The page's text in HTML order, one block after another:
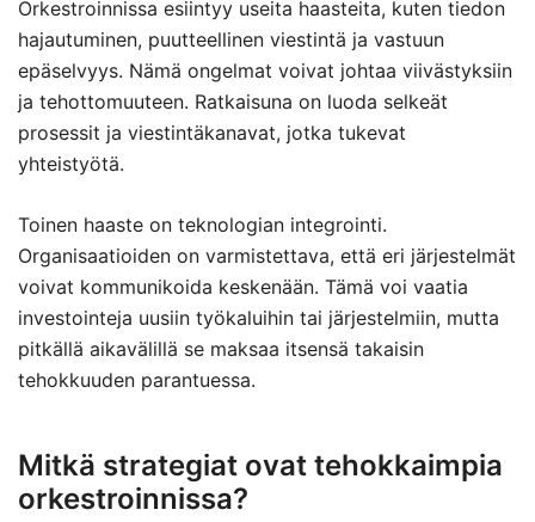
Orkestroinnissa esiintyy useita haasteita, kuten tiedon
hajautuminen, puutteellinen viestintä ja vastuun
epäselvyys. Nämä ongelmat voivat johtaa viivästyksiin
ja tehottomuuteen. Ratkaisuna on luoda selkeät
prosessit ja viestintäkanavat, jotka tukevat
yhteistyötä.
Toinen haaste on teknologian integrointi.
Organisaatioiden on varmistettava, että eri järjestelmät
voivat kommunikoida keskenään. Tämä voi vaatia
investointeja uusiin työkaluihin tai järjestelmiin, mutta
pitkällä aikavälillä se maksaa itsensä takaisin
tehokkuuden parantuessa.
Mitkä strategiat ovat tehokkaimpia
orkestroinnissa?